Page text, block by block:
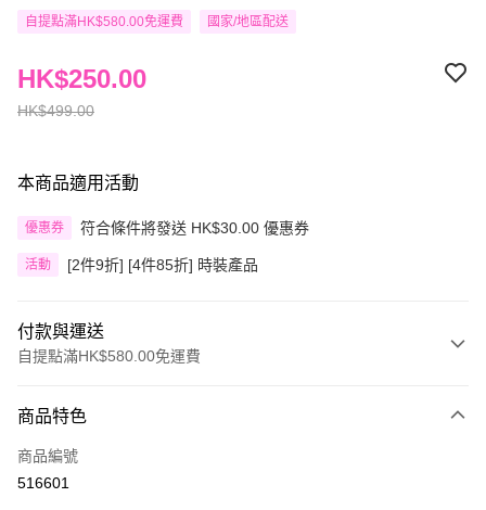
自提點滿HK$580.00免運費 國家/地區配送
HK$499.00
HK$250.00
本商品適用活動
優惠券 符合條件將發送 HK$30.00 優惠券
活動 [2件9折] [4件85折] 時裝產品
付款與運送
自提點滿HK$580.00免運費
信用卡
Apple Pay
商品特色
商品編號
516601